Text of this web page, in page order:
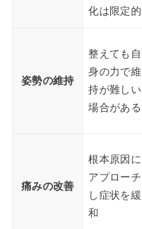
化は限定的
姿勢の維持
整えても自
身の力で維
持が難しい
場合がある
痛みの改善
根本原因に
アプローチ
し症状を緩
和